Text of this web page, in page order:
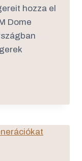
hozza el
Dome